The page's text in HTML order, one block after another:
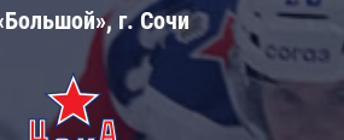
г. Сочи